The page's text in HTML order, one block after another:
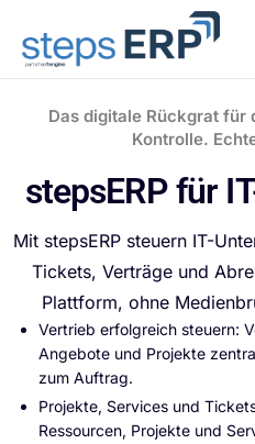
ERP Software
Support
Karriere
Unternehmen
Das digitale Rückgrat für
Kontrolle.
stepsERP für
Mit stepsERP steuern IT-
Tickets, Verträge und
Plattform, ohne
Vertrieb erfolgreich steuern:
Angebote und Projekte
zum Auftrag.
Projekte, Services und
Ressourcen, Projekte und